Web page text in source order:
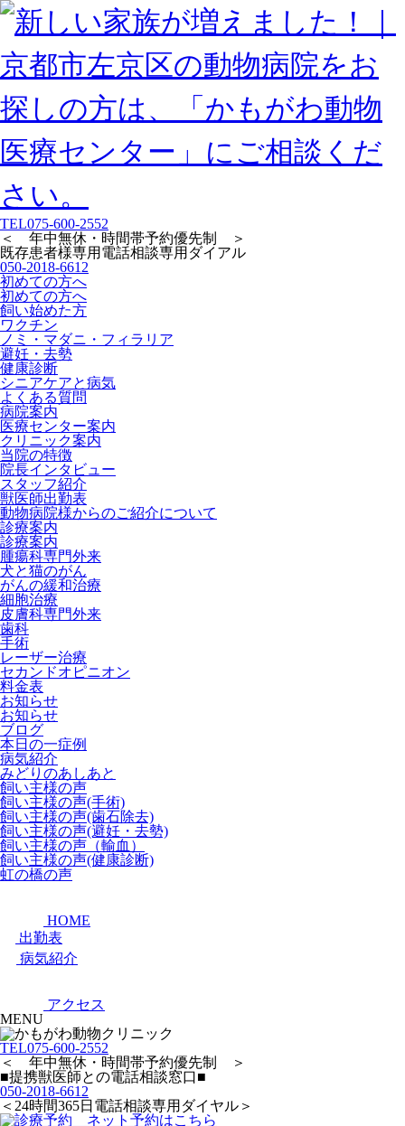
TEL075-600-2552
＜ 年中無休・時間帯予約優先制 ＞
既存患者様専用 電話相談専用ダイアル
050-2018-6612
初めての方へ
初めての方へ
飼い始めた方
ワクチン
ノミ・マダニ・フィラリア
避妊・去勢
健康診断
シニアケアと病気
よくある質問
病院案内
医療センター案内
クリニック案内
当院の特徴
院長インタビュー
スタッフ紹介
獣医師出勤表
動物病院様からのご紹介について
診療案内
診療案内
腫瘍科専門外来
犬と猫のがん
がんの緩和治療
細胞治療
皮膚科専門外来
歯科
手術
レーザー治療
セカンドオピニオン
料金表
お知らせ
お知らせ
ブログ
本日の一症例
病気紹介
みどりのあしあと
飼い主様の声
飼い主様の声(手術)
飼い主様の声(歯石除去)
飼い主様の声(避妊・去勢)
飼い主様の声（輸血）
飼い主様の声(健康診断)
虹の橋の声
HOME
出勤表
病気紹介
アクセス
MENU
TEL075-600-2552
＜ 年中無休・時間帯予約優先制 ＞
■提携獣医師との電話相談窓口■
050-2018-6612
＜24時間365日電話相談専用ダイヤル＞